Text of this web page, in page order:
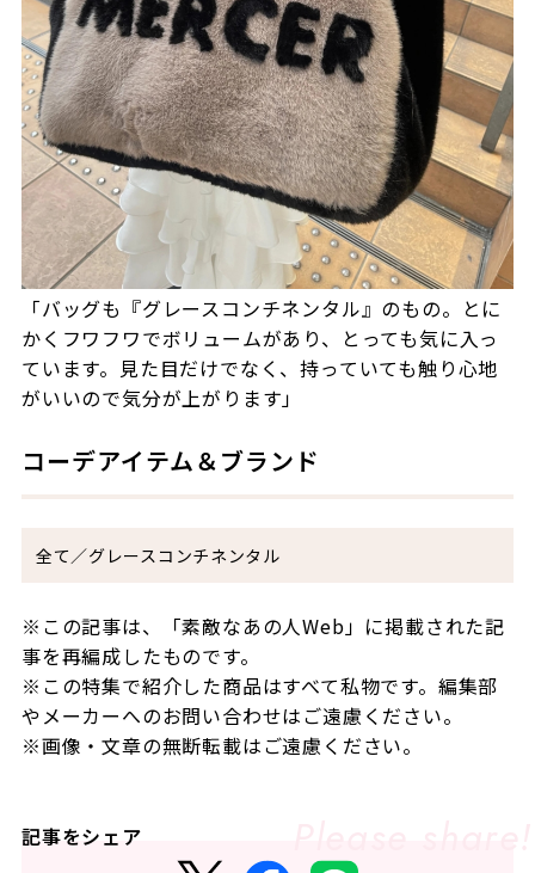
「バッグも『グレースコンチネンタル』のもの。とに
かくフワフワでボリュームがあり、とっても気に入っ
ています。見た目だけでなく、持っていても触り心地
がいいので気分が上がります」
コーデアイテム＆ブランド
全て／グレースコンチネンタル
※この記事は、「素敵なあの人Web 」に掲載された記
事を再編成したものです。
※この特集で紹介した商品はすべて私物です。編集部
やメーカーへのお問い合わせはご遠慮ください。
※画像・文章の無断転載はご遠慮ください。
記事をシェア